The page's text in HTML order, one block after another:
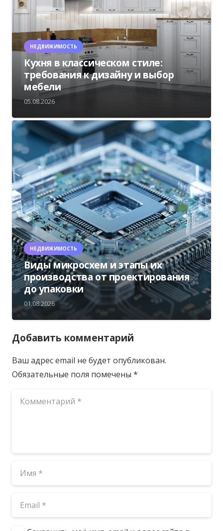
НЕДВИЖИМОСТЬ
Кухня в классическом стиле:
требования к дизайну и выбор
мебели
05.08.2026
НЕДВИЖИМОСТЬ
Виды микросхем и этапы их
производства от проектирования
до упаковки
01.08.2026
Добавить комментарий
Ваш адрес email не будет опубликован.
Обязательные поля помечены *